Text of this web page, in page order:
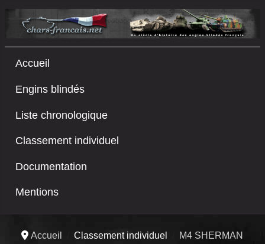
Accueil
Engins blindés
Liste chronologique
Classement individuel
Documentation
Mentions
Accueil Classement individuel
M4 SHERMAN